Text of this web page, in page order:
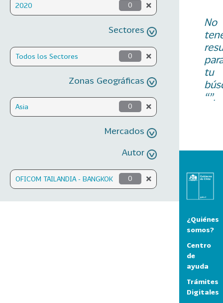
2020 0
Sectores
Todos los Sectores 0
Zonas Geográficas
Asia 0
Mercados
Autor
OFICOM TAILANDIA - BANGKOK 0
No
tu
“”.
¿Quiénes
somos?
Centro
de
ayuda
Trámites
Digitales